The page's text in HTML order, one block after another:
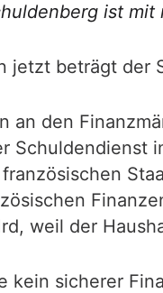
ist
jetzt beträgt der
an den
Schuldendienst
weil der
kein sicherer